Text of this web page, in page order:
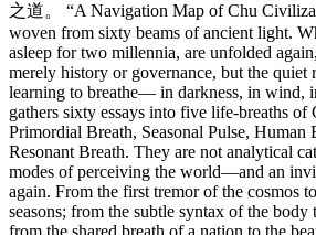
之道。 “A Navigation Map of Chu
woven from sixty beams of ancient light.
asleep for two millennia, are unfolded
merely history or governance, but the
learning to breathe— in darkness, in wind,
gathers sixty essays into five life-breaths
Primordial Breath, Seasonal Pulse, Human
Resonant Breath. They are not analytical
modes of perceiving the world—and an
again. From the first tremor of the cosmos
seasons; from the subtle syntax of the body